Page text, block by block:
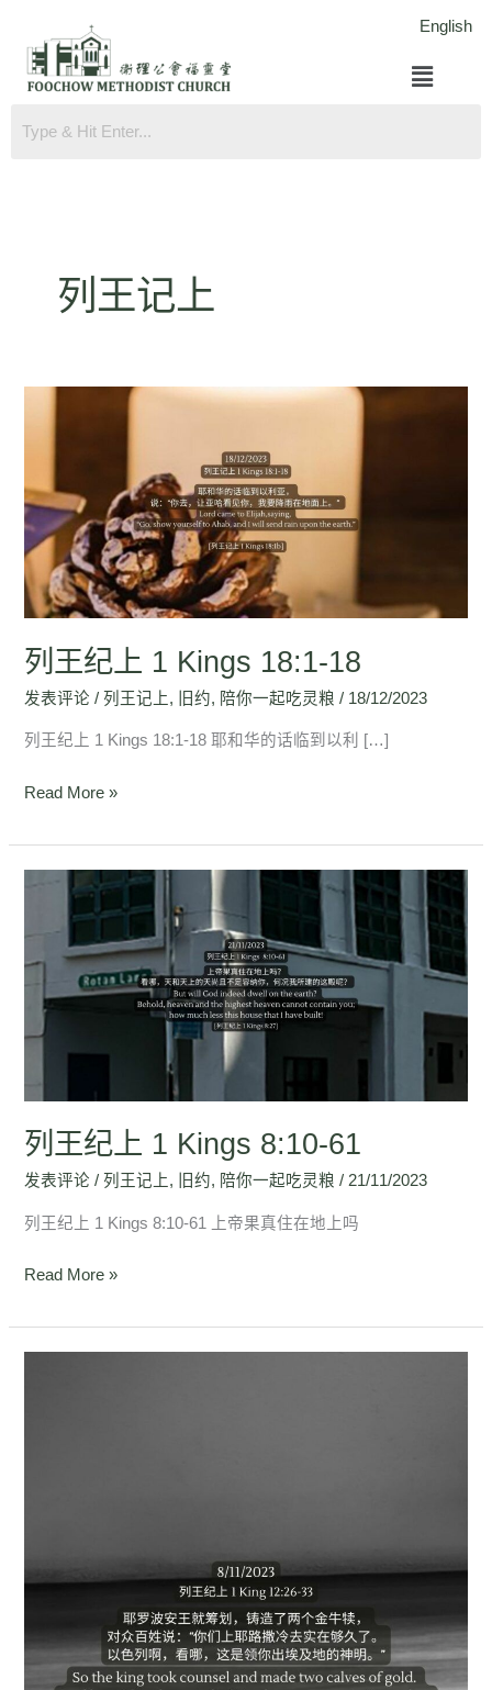
English
菜
单
列王记上
列王纪上 1 Kings 18:1-18
发表评论 / 列王记上, 旧约, 陪你一起吃灵粮 / 18/12/2023
列王纪上 1 Kings 18:1-18 耶和华的话临到以利 […]
上
1
Kings
18:1-
18
Read More »
列王纪上 1 Kings 8:10-61
发表评论 / 列王记上, 旧约, 陪你一起吃灵粮 / 21/11/2023
列王纪上 1 Kings 8:10-61 上帝果真住在地上吗
列
纪
上
Read More »